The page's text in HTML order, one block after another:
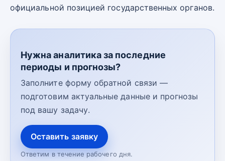
официальной позицией государственных органов.
Нужна аналитика за последние
периоды и прогнозы?
Заполните форму обратной связи —
подготовим актуальные данные и прогнозы
под вашу задачу.
Оставить заявку
Ответим в течение рабочего дня.